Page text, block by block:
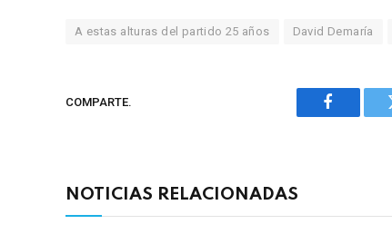
A estas alturas del partido 25 años David Demaría
COMPARTE.
Facebook
NOTICIAS RELACIONADAS